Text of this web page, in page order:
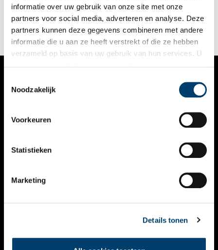
informatie over uw gebruik van onze site met onze
partners voor social media, adverteren en analyse. Deze
partners kunnen deze gegevens combineren met andere
informatie die u aan ze heeft verstrekt of die ze hebben
verzameld op basis van uw gebruik van hun services. U
Noodzakelijk
Voorkeuren
Statistieken
Marketing
Details tonen
parken in Bussum en Amstelveen die Tersteeg heeft
ontworpen. En geniet van de mooie zichtlijnen.
VERHALEN
KALENDER
THEMA’S
VIDEO’S
CONTACT